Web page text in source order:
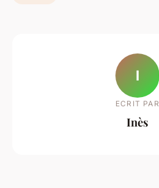
I
ECRIT PAR
Inès